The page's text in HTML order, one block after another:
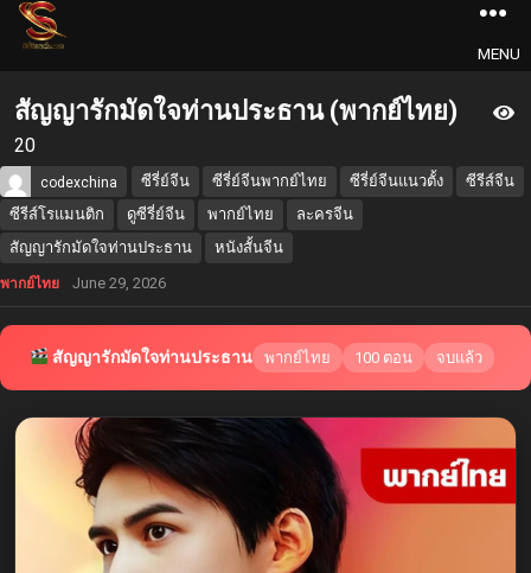
MENU
สัญญารักมัดใจท่านประธาน (พากย์ไทย)
20
codexchina ซีรี่ย์จีน ซีรี่ย์จีนพากย์ไทย ซีรี่ย์จีนแนวตั้ง
ซีรีส์จีน
ซีรีส์โรแมนติก
ดูซีรี่ย์จีน พากย์ไทย
ละครจีน
สัญญารักมัดใจท่านประธาน
หนังสั้นจีน
พากย์ไทย June 29, 2026
สัญญารักมัดใจท่านประธาน พากย์ไทย 100 ตอน จบแล้ว